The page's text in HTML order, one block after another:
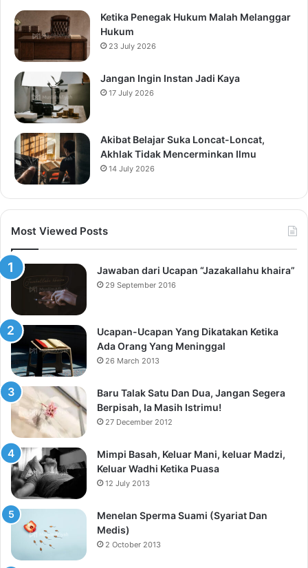
Ketika Penegak Hukum Malah Melanggar
Hukum
23 July 2026
Jangan Ingin Instan Jadi Kaya
17 July 2026
Akibat Belajar Suka Loncat-Loncat,
Akhlak Tidak Mencerminkan Ilmu
14 July 2026
Most Viewed Posts
Jawaban dari Ucapan “Jazakallahu khaira”
29 September 2016
Ucapan-Ucapan Yang Dikatakan Ketika
Ada Orang Yang Meninggal
26 March 2013
Baru Talak Satu Dan Dua, Jangan Segera
Berpisah, Ia Masih Istrimu!
27 December 2012
Mimpi Basah, Keluar Mani, keluar Madzi,
Keluar Wadhi Ketika Puasa
12 July 2013
Menelan Sperma Suami (Syariat Dan
Medis)
2 October 2013